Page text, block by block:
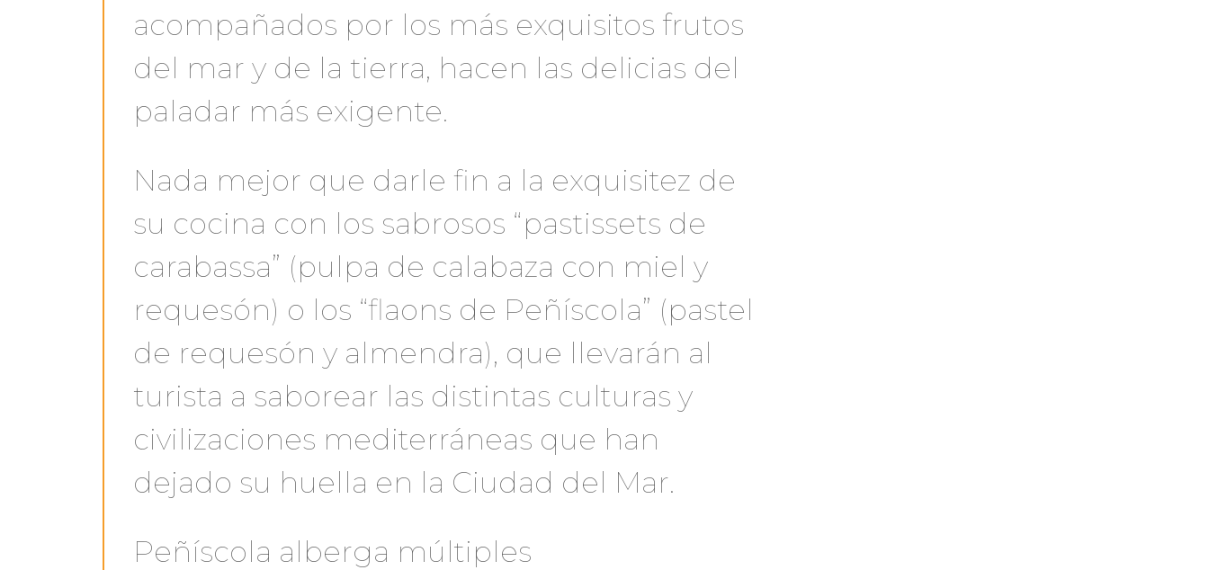
acompañados por los más exquisitos frutos
del mar y de la tierra, hacen las delicias del
paladar más exigente.
Nada mejor que darle fin a la exquisitez de
su cocina con los sabrosos “pastissets de
carabassa” (pulpa de calabaza con miel y
requesón) o los “flaons de Peñíscola” (pastel
de requesón y almendra), que llevarán al
turista a saborear las distintas culturas y
civilizaciones mediterráneas que han
dejado su huella en la Ciudad del Mar.
Peñíscola alberga múltiples